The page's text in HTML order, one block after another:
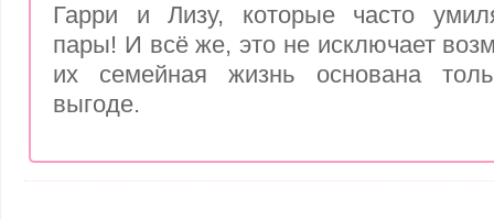
Гарри и Лизу, которые часто
пары! И всё же, это не исключает
их семейная жизнь основана
выгоде.